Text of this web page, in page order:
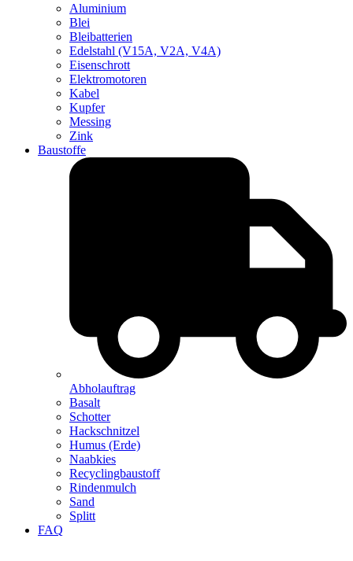
Aluminium
Blei
Bleibatterien
Edelstahl (V15A, V2A, V4A)
Eisenschrott
Elektromotoren
Kabel
Kupfer
Messing
Zink
Baustoffe
Abholauftrag
Basalt
Schotter
Hackschnitzel
Humus (Erde)
Naabkies
Recyclingbaustoff
Rindenmulch
Sand
Splitt
FAQ